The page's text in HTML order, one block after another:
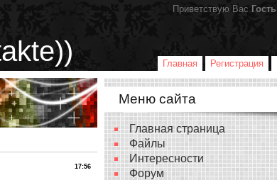
Приветствую Вас Гость
Главная Регистрация
17:56
Меню сайта
Главная страница
Файлы
Интересности
Форум